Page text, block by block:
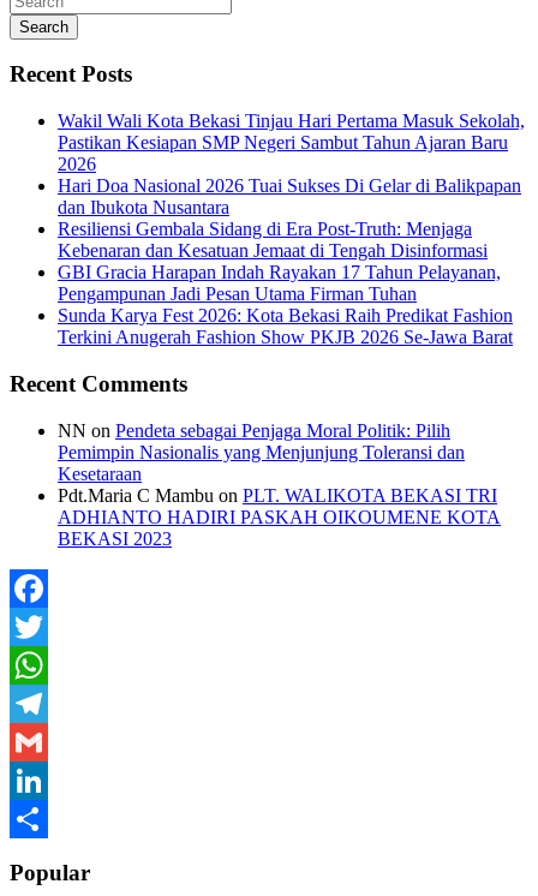
Search
Recent Posts
Wakil Wali Kota Bekasi Tinjau Hari Pertama Masuk Sekolah,
Pastikan Kesiapan SMP Negeri Sambut Tahun Ajaran Baru
2026
Hari Doa Nasional 2026 Tuai Sukses Di Gelar di Balikpapan
dan Ibukota Nusantara
Resiliensi Gembala Sidang di Era Post-Truth: Menjaga
Kebenaran dan Kesatuan Jemaat di Tengah Disinformasi
GBI Gracia Harapan Indah Rayakan 17 Tahun Pelayanan,
Pengampunan Jadi Pesan Utama Firman Tuhan
Sunda Karya Fest 2026: Kota Bekasi Raih Predikat Fashion
Terkini Anugerah Fashion Show PKJB 2026 Se-Jawa Barat
Recent Comments
NN on Pendeta sebagai Penjaga Moral Politik: Pilih
Pemimpin Nasionalis yang Menjunjung Toleransi dan
Kesetaraan
Pdt.Maria C Mambu on PLT. WALIKOTA BEKASI TRI
ADHIANTO HADIRI PASKAH OIKOUMENE KOTA
BEKASI 2023
Facebook
Twitter
WhatsApp
Telegram
Gmail
LinkedIn
Popular